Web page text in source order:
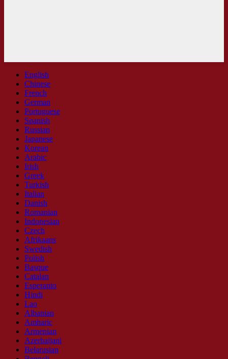
English
Chinese
French
German
Portuguese
Spanish
Russian
Japanese
Korean
Arabic
Irish
Greek
Turkish
Italian
Danish
Romanian
Indonesian
Czech
Afrikaans
Swedish
Polish
Basque
Catalan
Esperanto
Hindi
Lao
Albanian
Amharic
Armenian
Azerbaijani
Belarusian